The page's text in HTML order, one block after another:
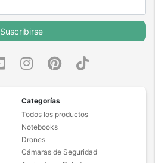
Suscribirse
Categorías
Todos los productos
Notebooks
Drones
Cámaras de Seguridad